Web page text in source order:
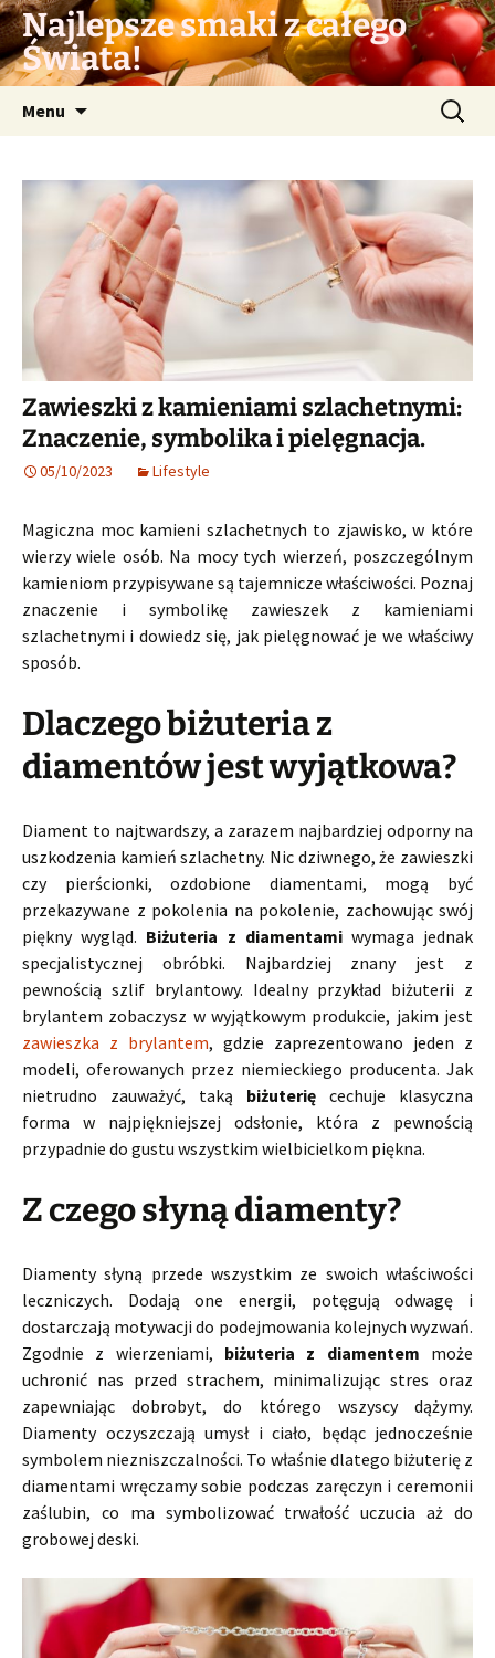
Przejdź
do
treści
Najlepsze smaki z całego
Świata!
Menu Szukaj:
Zawieszki z kamieniami szlachetnymi:
Znaczenie, symbolika i pielęgnacja.
05/10/2023 Lifestyle
Magiczna moc kamieni szlachetnych to zjawisko, w które
wierzy wiele osób. Na mocy tych wierzeń, poszczególnym
kamieniom przypisywane są tajemnicze właściwości. Poznaj
znaczenie i symbolikę zawieszek z kamieniami
szlachetnymi i dowiedz się, jak pielęgnować je we właściwy
sposób.
Dlaczego biżuteria z
diamentów jest wyjątkowa?
Diament to najtwardszy, a zarazem najbardziej odporny na
uszkodzenia kamień szlachetny. Nic dziwnego, że zawieszki
czy pierścionki, ozdobione diamentami, mogą być
przekazywane z pokolenia na pokolenie, zachowując swój
piękny wygląd. Biżuteria z diamentamiwymaga jednak
specjalistycznej obróbki. Najbardziej znany jest z
pewnością szlif brylantowy. Idealny przykład biżuterii z
brylantem zobaczysz w wyjątkowym produkcie, jakim jest
zawieszka z brylantem, gdzie zaprezentowano jeden z
modeli, oferowanych przez niemieckiego producenta. Jak
nietrudno zauważyć, taką biżuterię cechuje klasyczna
forma w najpiękniejszej odsłonie, która z pewnością
przypadnie do gustu wszystkim wielbicielkom piękna.
Z czego słyną diamenty?
Diamenty słyną przede wszystkim ze swoich właściwości
leczniczych. Dodają one energii, potęgują odwagę i
dostarczają motywacji do podejmowania kolejnych wyzwań.
Zgodnie z wierzeniami, biżuteria z diamentem może
uchronić nas przed strachem, minimalizując stres oraz
zapewniając dobrobyt, do którego wszyscy dążymy.
Diamenty oczyszczają umysł i ciało, będąc jednocześnie
symbolem niezniszczalności. To właśnie dlatego biżuterię z
diamentami wręczamy sobie podczas zaręczyn i ceremonii
zaślubin, co ma symbolizować trwałość uczucia aż do
grobowej deski.